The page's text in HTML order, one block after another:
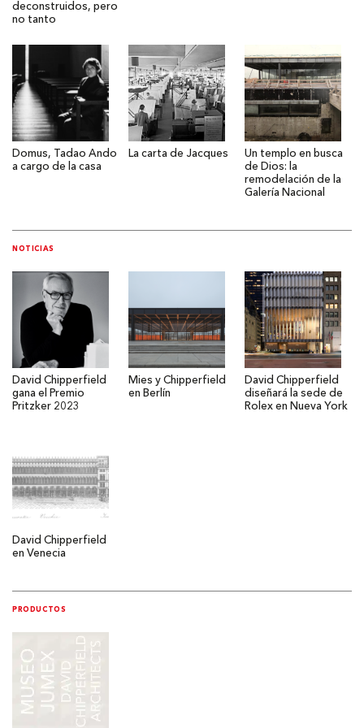
deconstruidos, pero
no tanto
Domus, Tadao Ando
a cargo de la casa
La carta de Jacques
Un templo en busca
de Dios: la
remodelación de la
Galería Nacional
NOTICIAS
David Chipperfield
gana el Premio
Pritzker 2023
Mies y Chipperfield
en Berlín
David Chipperfield
diseñará la sede de
Rolex en Nueva York
David Chipperfield
en Venecia
PRODUCTOS